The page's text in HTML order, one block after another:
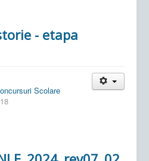
- etapa
Scolare